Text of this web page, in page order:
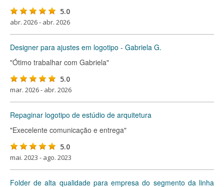
5.0
abr. 2026 - abr. 2026
Designer para ajustes em logotipo - Gabriela G.
"Ótimo trabalhar com Gabriela"
5.0
mar. 2026 - abr. 2026
Repaginar logotipo de estúdio de arquitetura
"Execelente comunicação e entrega"
5.0
mai. 2023 - ago. 2023
Folder de alta qualidade para empresa do segmento da linha